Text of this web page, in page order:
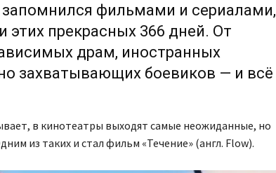
фильмами и сериалами,
прекрасных 366 дней. От
драм, иностранных
захватывающих боевиков — и всё
в кинотеатры выходят самые неожиданные, но
из таких и стал фильм «Течение» (англ. Flow).